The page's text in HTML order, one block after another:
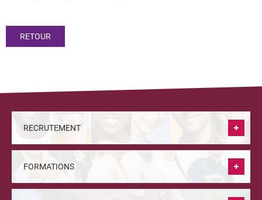
RETOUR
RECRUTEMENT
FORMATIONS